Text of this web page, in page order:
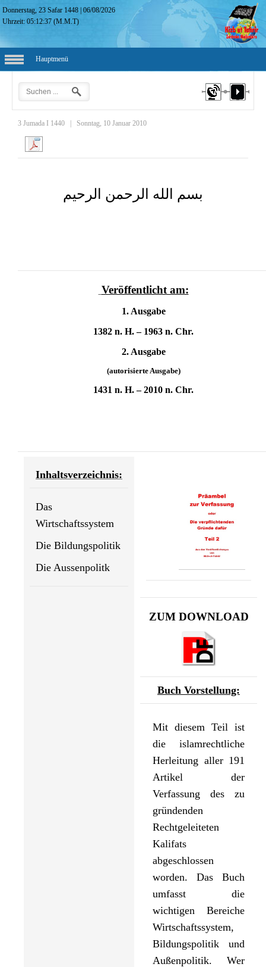
Donnerstag, 23 Safar 1448 |06/08/2026
Uhrzeit:05:12:38 (M.M.T)
Hauptmenü
3 Jumada I 1440 Sonntag, 10 Januar 2010
بسم الله الرحمن الرحيم
Veröffentlicht am:
1. Ausgabe
1382 n. H. – 1963 n. Chr.
2. Ausgabe
(autorisierte Ausgabe)
1431 n. H. – 2010 n. Chr.
Inhaltsverzeichnis:
Das
Wirtschaftssystem
Die Bildungspolitik
Die Aussenpolitk
ZUM DOWNLOAD
Buch Vorstellung:
Mit diesem Teil ist
die islamrechtliche
Herleitung aller 191
Artikel der
Verfassung des zu
gründenden
Rechtgeleiteten
Kalifats
abgeschlossen
worden. Das Buch
umfasst die
wichtigen Bereiche
Wirtschaftssystem,
Bildungspolitik und
Außenpolitik. Wer